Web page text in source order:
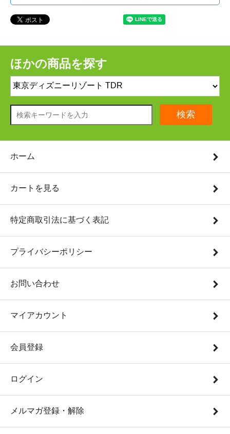
ほかの商品を探す
検索
ホーム
カートを見る
特定商取引法に基づく表記
プライバシーポリシー
お問い合わせ
マイアカウント
会員登録
ログイン
メルマガ登録・解除